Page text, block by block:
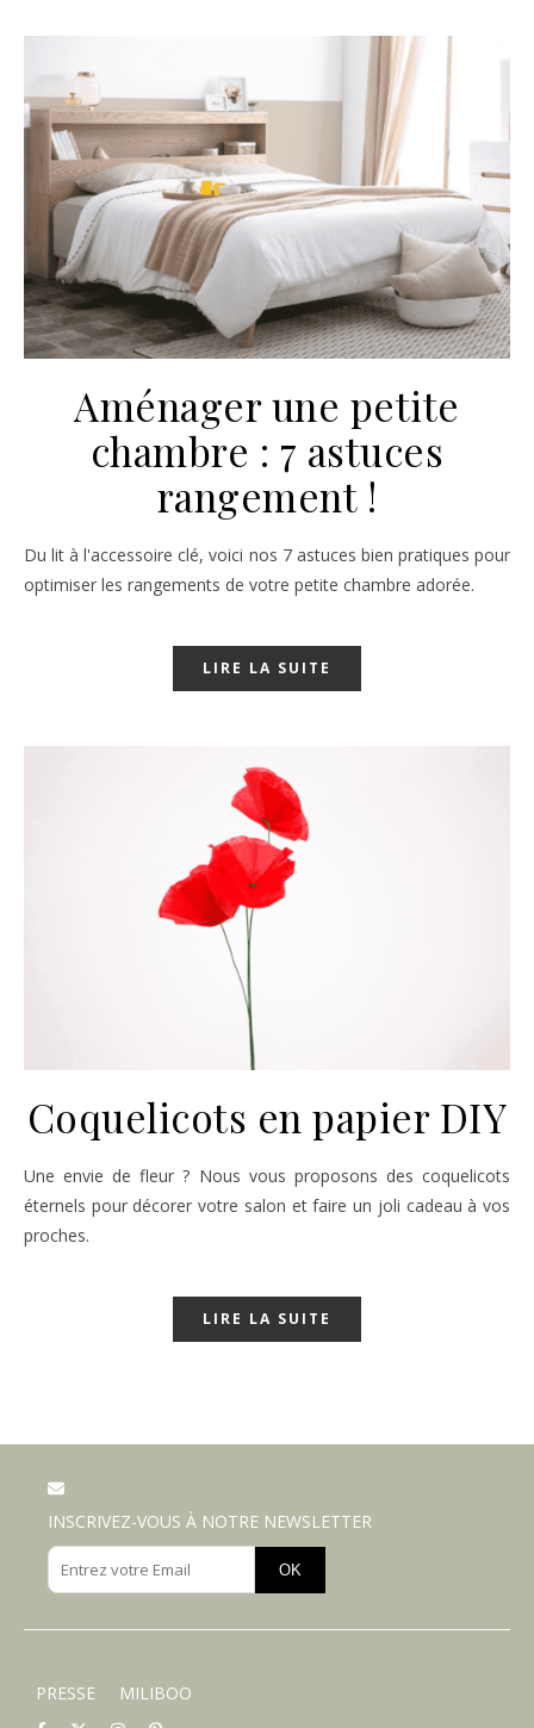
Aménager une petite
chambre : 7 astuces
rangement !
Du lit à l'accessoire clé, voici nos 7 astuces bien pratiques pour
optimiser les rangements de votre petite chambre adorée.
LIRE LA SUITE
Coquelicots en papier DIY
Une envie de fleur ? Nous vous proposons des coquelicots
éternels pour décorer votre salon et faire un joli cadeau à vos
proches.
LIRE LA SUITE
INSCRIVEZ-VOUS À NOTRE NEWSLETTER
OK
PRESSE MILIBOO